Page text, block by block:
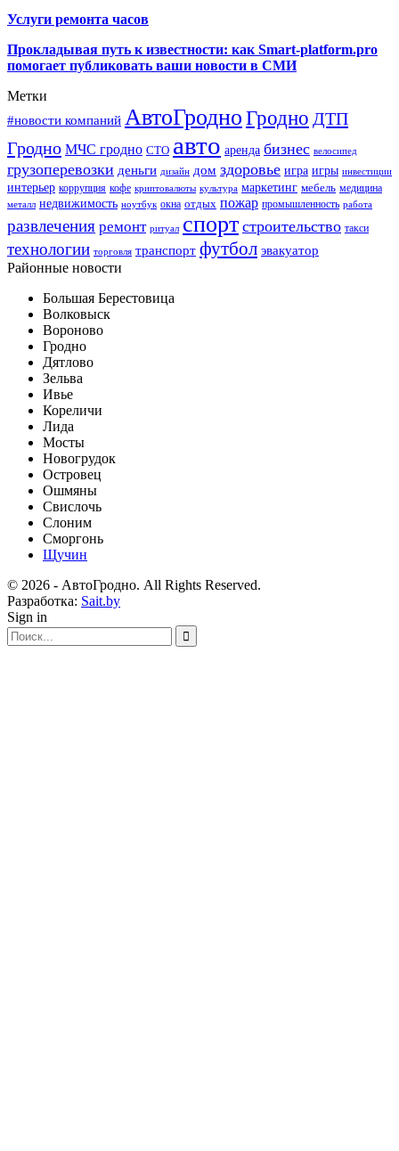
Услуги ремонта часов
Прокладывая путь к известности: как Smart-platform.pro
помогает публиковать ваши новости в СМИ
Метки
#новости компаний АвтоГродноГродно ДТП
Гродно МЧС гродно СТО авто аренда бизнес велосипед
грузоперевозки деньги дизайн дом здоровье игра игры инвестиции
интерьер коррупция кофе криптовалюты культура маркетинг мебель медицина
металл недвижимость ноутбук окна отдых пожар промышленность работа
развлечения ремонт ритуал спорт строительство такси
технологии торговля транспорт футбол эвакуатор
Районные новости
Большая Берестовица
Волковыск
Вороново
Гродно
Дятлово
Зельва
Ивье
Кореличи
Лида
Мосты
Новогрудок
Островец
Ошмяны
Свислочь
Слоним
Сморгонь
Щучин
© 2026 - АвтоГродно. All Rights Reserved.
Разработка: Sait.by
Sign in